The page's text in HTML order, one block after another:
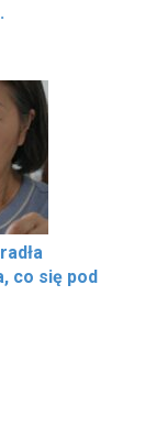
co się pod